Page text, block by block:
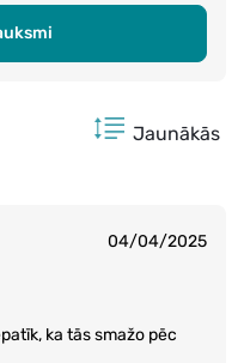
Jaunākās
04/04/2025
ka tās smažo pēc